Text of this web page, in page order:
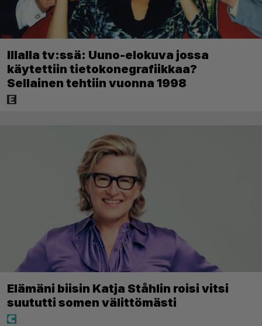
Illalla tv:ssä: Uuno-elokuva jossa
käytettiin tietokonegrafiikkaa?
Sellainen tehtiin vuonna 1998
Elämäni biisin Katja Ståhlin roisi vitsi
suututti somen välittömästi